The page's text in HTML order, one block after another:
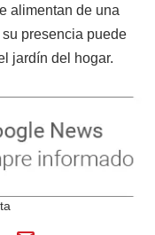
alimentan de una
presencia puede
jardín del hogar.